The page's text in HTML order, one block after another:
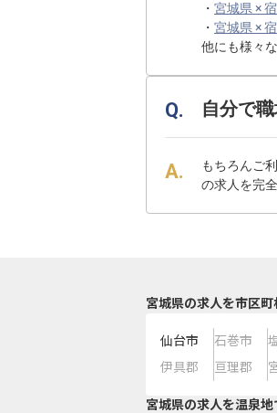
・ 宮城県 ×
・ 宮城県 ×
他にも様々
自分で
もちろんご
の求人を完
宮城県の求人を市区
仙台市 石巻市
伊具郡
亘理郡
宮城県の求人を温泉地